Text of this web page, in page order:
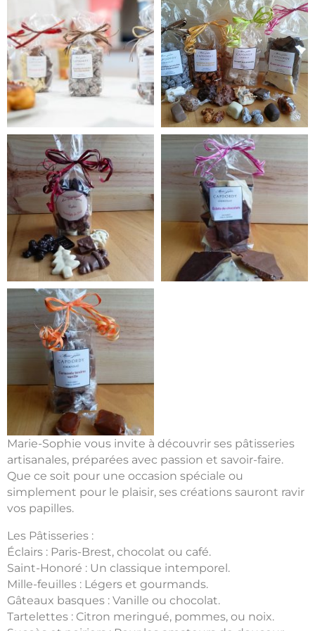
Marie-Sophie vous invite à découvrir ses pâtisseries
artisanales, préparées avec passion et savoir-faire.
Que ce soit pour une occasion spéciale ou
simplement pour le plaisir, ses créations sauront ravir
vos papilles.
Les Pâtisseries :
Éclairs : Paris-Brest, chocolat ou café.
Saint-Honoré : Un classique intemporel.
Mille-feuilles : Légers et gourmands.
Gâteaux basques : Vanille ou chocolat.
Tartelettes : Citron meringué, pommes, ou noix.